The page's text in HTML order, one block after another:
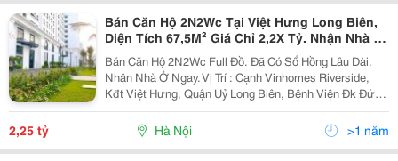
Bán Căn Hộ 2N2Wc Tại Việt Hưng Long Biên,
Diện Tích 67,5M² Giá Chỉ 2,2X Tỷ. Nhận Nhà +
Sổ Đỏ Ngay
Bán Căn Hộ 2N2Wc Full Đồ. Đã Có Sổ Hồng Lâu Dài.
Nhận Nhà Ở Ngay. Vị Trí : Cạnh Vinhomes Riverside,
Kđt Việt Hưng, Quận Uỷ Long Biên, Bệnh Viện Đk Đức
Giang * Tiện Ích 5 Sao Đẳng Cấp. + Phòng Hội Nghị,
Tiệc Cưới; Trung Tâm Thương Mại Với Đầy Đủ...
2,25 tỷ Hà Nội >1 năm